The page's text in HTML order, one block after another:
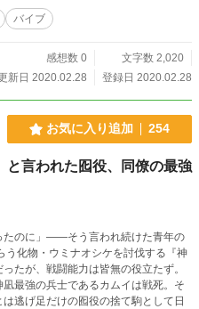
バイブ
感想数 0
文字数 2,020
新日 2020.02.28
登録日 2020.02.28
お気に入り追加 254
と言われた囮役、同僚の最強
たのに」――そう言われ続けた青年の
う化物・ウミナオシケを討伐する『神
たが、戦闘能力は皆無の役立たず。
最強の兵士であるカムイは戦死。そ
逃げ足だけの囮役の捨て駒として日